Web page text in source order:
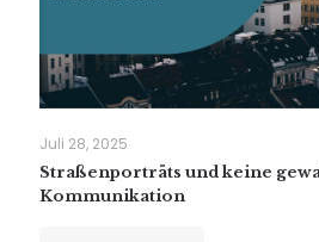
Juli 28, 2025
Straßenporträts und keine
Kommunikation